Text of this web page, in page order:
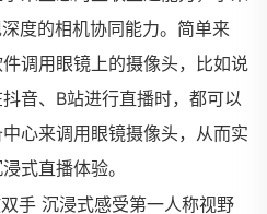
度的相机协同能力。简单来
调用眼镜上的摄像头，比如说
音、B站进行直播时，都可以
心来调用眼镜摄像头，从而实
式直播体验。